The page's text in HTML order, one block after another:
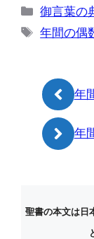
カ
テ
ー
御言葉の
タ
年間の偶
年
年
聖書の本文は日